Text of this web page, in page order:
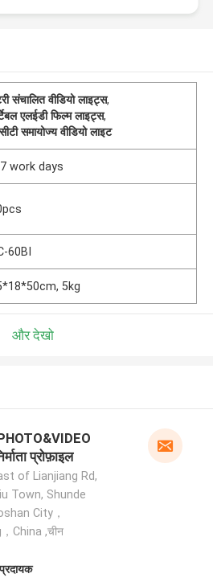
संचालित वीडियो लाइट्स,
एलईडी फिल्म लाइट्स,
समायोज्य वीडियो लाइट
work days
60BI
5kg
और देखो
प्रोफ़ाइल
of Lianjiang Rd,
Town, Shunde
City，
China ,चीन